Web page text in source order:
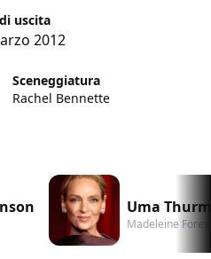
uscita
2012
Sceneggiatura
Rachel Bennette
Uma
Madeleine